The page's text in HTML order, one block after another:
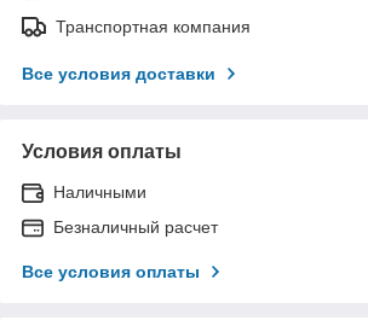
Транспортная компания
Все условия доставки
Условия оплаты
Наличными
Безналичный расчет
Все условия оплаты